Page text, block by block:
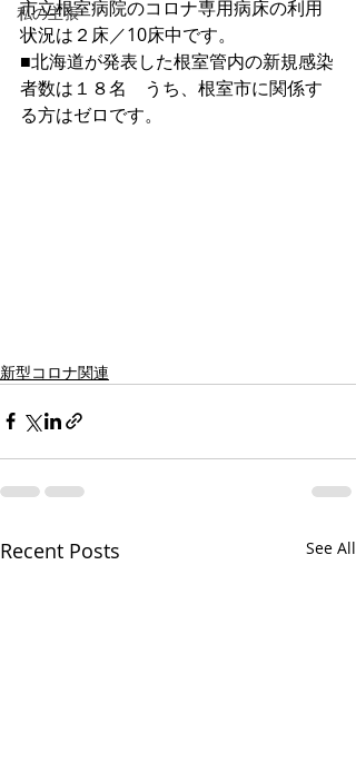
私の主張
市立根室病院のコロナ専用病床の利用
状況は２床／10床中です。
■北海道が発表した根室管内の新規感染
者数は１８名　うち、根室市に関係す
る方はゼロです。
新型コロナ関連
Recent Posts See All